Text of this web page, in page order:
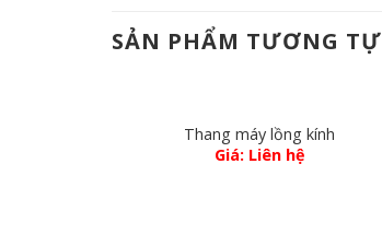
SẢN PHẨM TƯƠNG TỰ
Thang máy lồng kính
Giá: Liên hệ